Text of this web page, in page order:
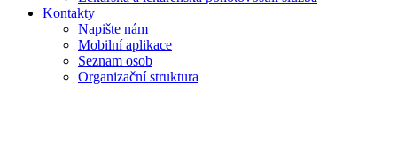
Kontakty
Napište nám
Mobilní aplikace
Seznam osob
Organizační struktura